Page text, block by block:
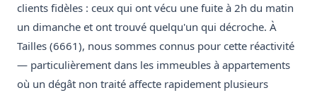
clients fidèles : ceux qui ont vécu une fuite à 2h du matin
un dimanche et ont trouvé quelqu'un qui décroche. À
Tailles (6661), nous sommes connus pour cette réactivité
— particulièrement dans les immeubles à appartements
où un dégât non traité affecte rapidement plusieurs